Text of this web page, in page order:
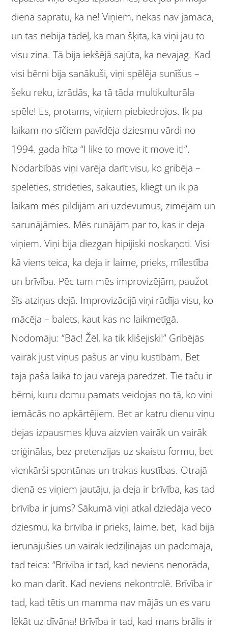
dienā sapratu, ka nē! Viņiem, nekas nav jāmāca,
un tas nebija tādēļ, ka man šķita, ka viņi jau to
visu zina. Tā bija iekšējā sajūta, ka nevajag. Kad
visi bērni bija sanākuši, viņi spēlēja sunīšus –
šeku reku, izrādās, ka tā tāda multikulturāla
spēle! Es, protams, viņiem piebiedrojos. Ik pa
laikam no sīčiem pavīdēja dziesmu vārdi no
1994. gada hīta “I like to move it move it!”.
Nodarbībās viņi varēja darīt visu, ko gribēja –
spēlēties, strīdēties, sakauties, kliegt un ik pa
laikam mēs pildījām arī uzdevumus, zīmējām un
sarunājāmies. Mēs runājām par to, kas ir deja
viņiem. Viņi bija diezgan hipijiski noskaņoti. Visi
kā viens teica, ka deja ir laime, prieks, mīlestība
un brīvība. Pēc tam mēs improvizējām, paužot
šīs atziņas dejā. Improvizācijā viņi rādīja visu, ko
mācēja – balets, kaut kas no laikmetīgā.
Nodomāju: “Bāc! Žēl, ka tik klišejiski!” Gribējās
vairāk just viņus pašus ar viņu kustībām. Bet
tajā pašā laikā to jau varēja paredzēt. Tie taču ir
bērni, kuru domu pamats veidojas no tā, ko viņi
iemācās no apkārtējiem. Bet ar katru dienu viņu
dejas izpausmes kļuva aizvien vairāk un vairāk
oriģinālas, bez pretenzijas uz skaistu formu, bet
vienkārši spontānas un trakas kustības. Otrajā
dienā es viņiem jautāju, ja deja ir brīvība, kas tad
brīvība ir jums? Sākumā viņi atkal dziedāja veco
dziesmu, ka brīvība ir prieks, laime, bet, kad bija
ierunājušies un vairāk iedziļinājās un padomāja,
tad teica: “Brīvība ir tad, kad neviens nenorāda,
ko man darīt. Kad neviens nekontrolē. Brīvība ir
tad, kad tētis un mamma nav mājās un es varu
lēkāt uz dīvāna! Brīvība ir tad, kad mans brālis ir